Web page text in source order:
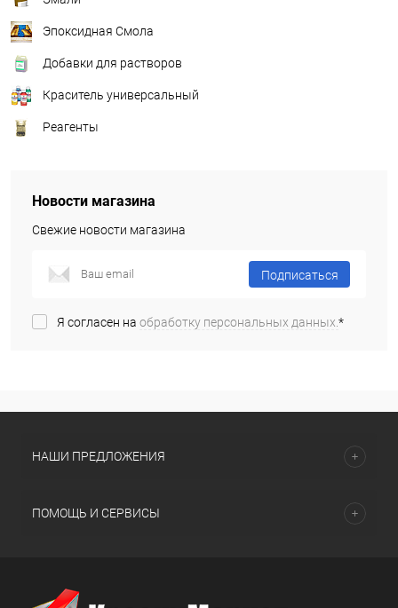
Эпоксидная Смола
Добавки для растворов
Краситель универсальный
Реагенты
Новости магазина
Свежие новости магазина
Подписаться
Я согласен на обработку персональных данных.*
НАШИ ПРЕДЛОЖЕНИЯ
ПОМОЩЬ И СЕРВИСЫ